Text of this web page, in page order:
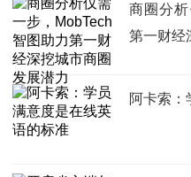
商圈分
第一财经
阿卡索：